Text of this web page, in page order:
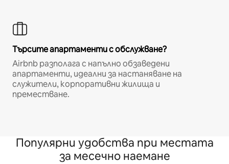
Търсите апартаменти с обслужване?
Airbnb разполага с напълно обзаведени
апартаменти, идеални за настаняване на
служители, корпоративни жилища и
преместване.
Популярни удобства при местата
за месечно наемане